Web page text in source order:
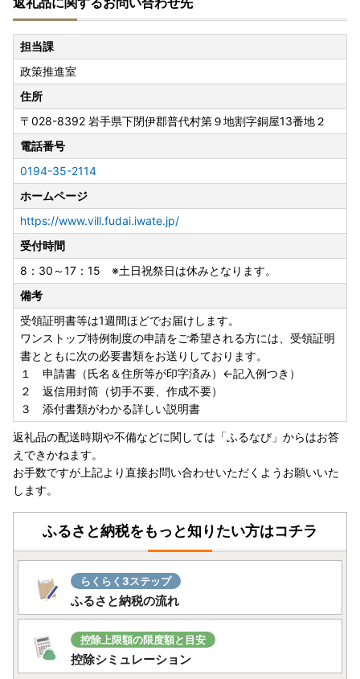
担当課
政策推進室
住所
〒028-8392 岩手県下閉伊郡普代村第９地割字銅屋13番地２
電話番号
0194-35-2114
ホームページ
https://www.vill.fudai.iwate.jp/
受付時間
8：30～17：15 ※土日祝祭日は休みとなります。
備考
受領証明書等は1週間ほどでお届けします。
ワンストップ特例制度の申請をご希望される方には、受領証明
書とともに次の必要書類をお送りしております。
１ 申請書（氏名＆住所等が印字済み）←記入例つき）
２ 返信用封筒（切手不要、作成不要）
３ 添付書類がわかる詳しい説明書
返礼品の配送時期や不備などに関しては「ふるなび」からはお答
えできかねます。
お手数ですが上記より直接お問い合わせいただくようお願いいた
します。
ふるさと納税をもっと知りたい方はコチラ
らくらく3ステップ
ふるさと納税の流れ
控除上限額の限度額と目安
控除シミュレーション